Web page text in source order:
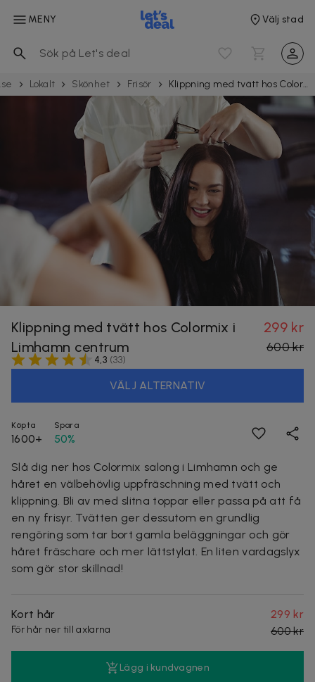
MENY Välj stad
Lokalt Skönhet Frisör Klippning med tvätt hos Colormix i Limhamn centrum
Klippning med tvätt hos Colormix i
Limhamn centrum
299 kr
600 kr
4,3 (33)
VÄLJ ALTERNATIV
Köpta
1600+
Spara
50%
Slå dig ner hos Colormix salong i Limhamn och ge
håret en välbehövlig uppfräschning med tvätt och
klippning. Bli av med slitna toppar eller passa på att få
en ny frisyr. Tvätten ger dessutom en grundlig
rengöring som tar bort gamla beläggningar och gör
håret fräschare och mer lättstylat. En liten vardagslyx
som gör stor skillnad!
Kort hår
För hår ner till axlarna
299 kr
600 kr
Lägg i kundvagnen